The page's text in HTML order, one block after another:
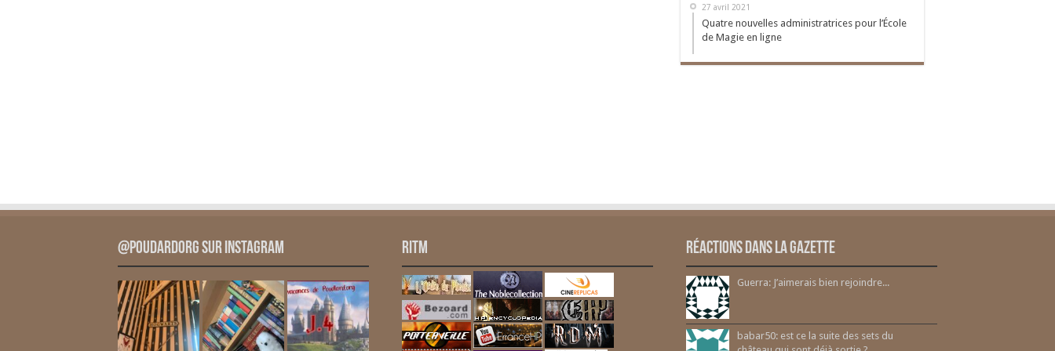
27 avril 2021
Quatre nouvelles administratrices pour l’École
de Magie en ligne
@PoudardOrg sur Instagram RITM Réactions dans la gazette
Guerra: J’aimerais bien rejoindre...
babar50: est ce la suite des sets du